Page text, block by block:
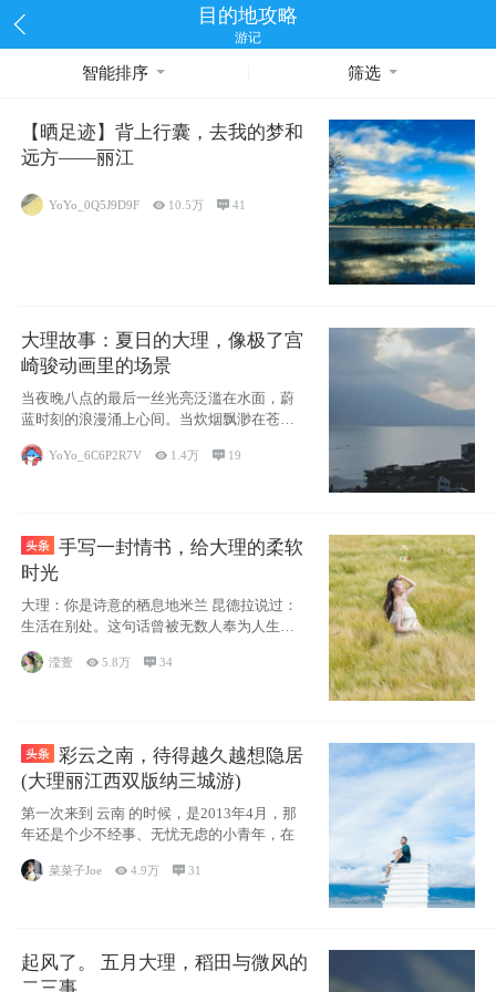
目的地攻略
游记
智能排序 筛选
【晒足迹】背上行囊，去我的梦和
远方——丽江
YoYo_0Q5J9D9F  10.5万 41
大理故事：夏日的大理，像极了宫
崎骏动画里的场景
当夜晚八点的最后一丝光亮泛滥在水面，蔚
蓝时刻的浪漫涌上心间。当炊烟飘渺在苍山
YoYo_6C6P2R7V  1.4万  19
手写一封情书，给大理的柔软
时光
大理：你是诗意的栖息地米兰 昆德拉说过：
生活在别处。这句话曾被无数人奉为人生信
条，并
滢萱 5.8万 34
彩云之南，待得越久越想隐居
(大理丽江西双版纳三城游)
第一次来到 云南 的时候，是2013年4月，那
年还是个少不经事、无忧无虑的小青年，在
菜菜子Joe 4.9万  31
起风了。 五月大理，稻田与微风的